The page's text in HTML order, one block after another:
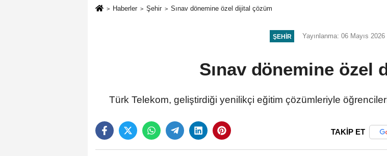
Haberler Şehir Sınav dönemine özel dijital çözüm
ŞEHIR Yayınlanma: 06 Mayıs
Sınav dönemine özel
Türk Telekom, geliştirdiği yenilikçi eğitim çözümleriyle
TAKİP ET